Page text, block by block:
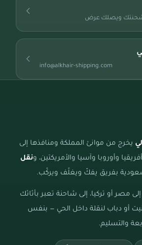
ويصلك عرض
info@alkhair-shipping.com
يخرج من موانئ المملكة ومنافذها إلى
وأوروبا وآسيا والأمريكتين، ونقل
بفريق يفكّ ويغلّف ويركّب.
مصر أو تركيا، إلى شاحنة تعبر بأثاثك
أو دباب لنقلة داخل الحي — بنفس
والتسليم.